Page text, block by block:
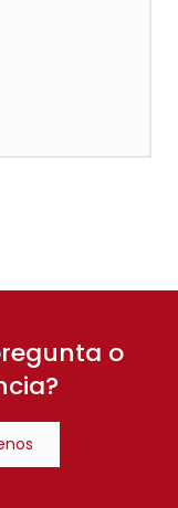
o